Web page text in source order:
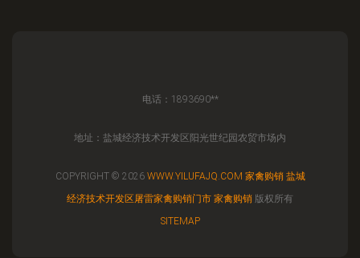
电话：1893690**
地址：盐城经济技术开发区阳光世纪园农贸市场内
COPYRIGHT © 2026 WWW.YILUFAJQ.COM 家禽购销 盐城
经济技术开发区屠雷家禽购销门市 家禽购销 版权所有
SITEMAP